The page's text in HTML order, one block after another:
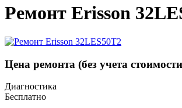
Ремонт Erisson
Цена ремонта (без учета
Диагностика
Бесплатно